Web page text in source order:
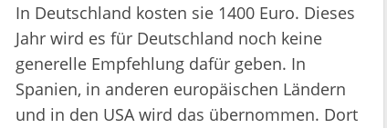
In Deutschland kosten sie 1400 Euro. Dieses
Jahr wird es für Deutschland noch keine
generelle Empfehlung dafür geben. In
Spanien, in anderen europäischen Ländern
und in den USA wird das übernommen. Dort